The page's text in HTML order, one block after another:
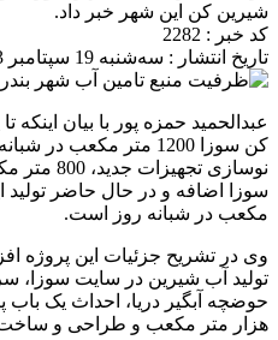
شیرین کن این شهر خبر داد.
کد خبر : 2282
تاریخ انتشار : سه‌شنبه 19 سپتامبر 2023 - 12:42
عبدالحمید حمزه پور با بیان
کن سوزا 1200 متر مکعب
نوسازی
مکعب در شبانه روز است.
وی در تشریح جزئیات این پروژه
تولید آب شیرین در سایت سوزا،
هزار متر مکعب و طراحی و